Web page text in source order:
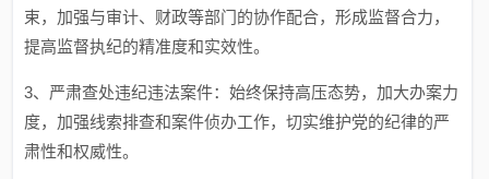
束，加强与审计、财政等部门的协作配合，形成监督合力，
提高监督执纪的精准度和实效性。
3、严肃查处违纪违法案件：始终保持高压态势，加大办案力
度，加强线索排查和案件侦办工作，切实维护党的纪律的严
肃性和权威性。